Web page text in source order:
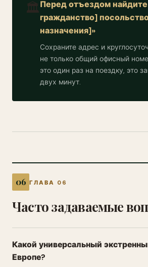
🏛️Перед отъездом
гражданство]
назначения]»
Сохраните адрес и
не только общий офисный
это один раз на поездку, это
двух минут.
ГЛАВА 06
Часто задаваемые
Какой универсальный
Европе?